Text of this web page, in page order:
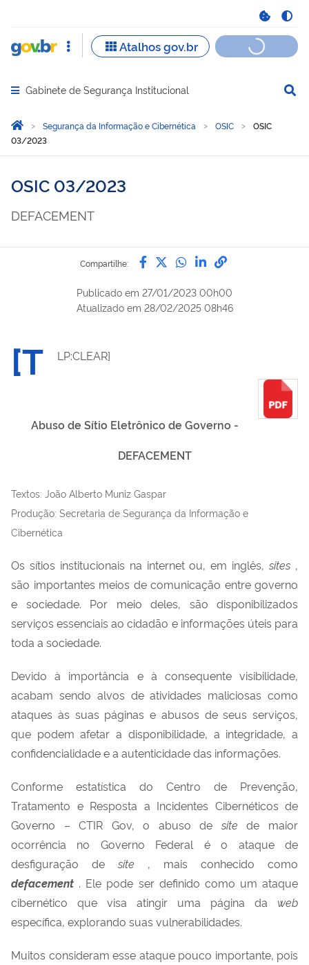
Abrir menu principal de navegação
Gabinete de Segurança Institucional
Você está aqui:
Página Inicial
Segurança da Informação e Cibernética OSIC
OSIC
03/2023
OSIC 03/2023
DEFACEMENTㅤㅤㅤㅤㅤㅤㅤㅤㅤㅤㅤㅤㅤㅤㅤㅤㅤㅤㅤㅤㅤㅤㅤㅤㅤㅤㅤㅤㅤㅤㅤㅤㅤㅤㅤㅤㅤㅤ
Compartilhe: Compartilhe por Facebook
Compartilhe por Twitter
Compartilhe por
Compartilhe
link para
Publicado em 27/01/2023 00h00
Atualizado em 28/02/2025 08h46
[T LP:CLEAR]
Abuso de Sítio Eletrônico de Governo -
DEFACEMENT
Textos: João Alberto Muniz Gaspar
Produção: Secretaria de Segurança da Informação e
Cibernética
Os sítios institucionais na internet ou, em inglês,sites ,
são importantes meios de comunicação entre governo
e sociedade. Por meio deles, são disponibilizados
serviços essenciais ao cidadão e informações úteis para
toda a sociedade.
Devido à importância e à consequente visibilidade,
acabam sendo alvos de atividades maliciosas como
ataques às suas páginas e abusos de seus serviços,
que podem afetar a disponibilidade, a integridade, a
confidencialidade e a autenticidade das informações.
Conforme estatística do Centro de Prevenção,
Tratamento e Resposta a Incidentes Cibernéticos de
Governo – CTIR Gov, o abuso de sitede maior
ocorrência no Governo Federal é o ataque de
desfiguração de site , mais conhecido como
defacement . Ele pode ser definido como um ataque
cibernético que visa atingir uma página da web
específica, explorando suas vulnerabilidades.
Muitos consideram esse ataque pouco importante, pois